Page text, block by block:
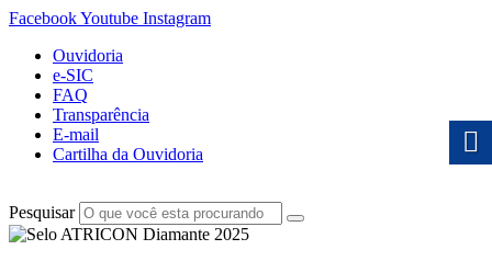
FacebookYoutube Instagram
Ouvidoria
e-SIC
FAQ
Transparência
E-mail
Cartilha da Ouvidoria
Pesquisar